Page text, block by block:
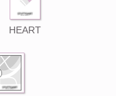
HEART